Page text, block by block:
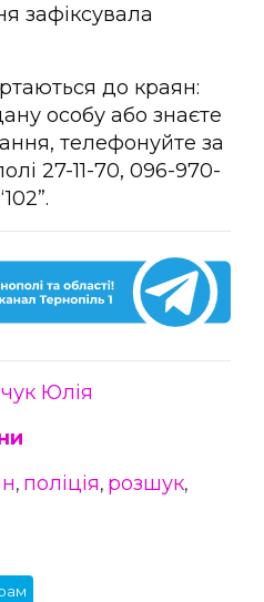
зафіксувала
до краян:
особу або знаєте
телефонуйте за
27-11-70, 096-970-
Юлія
, поліція, розшук,